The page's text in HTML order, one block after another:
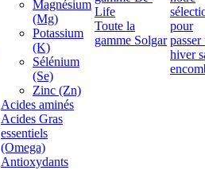
Magnésium
(Mg)
Potassium
(K)
Sélénium
(Se)
Zinc (Zn)
Acides aminés
Acides Gras
essentiels
(Omega)
Antioxydants
Life
Toute la
gamme Solgar